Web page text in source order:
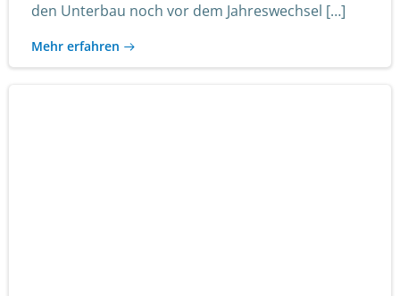
den Unterbau noch vor dem Jahreswechsel […]
Mehr erfahren